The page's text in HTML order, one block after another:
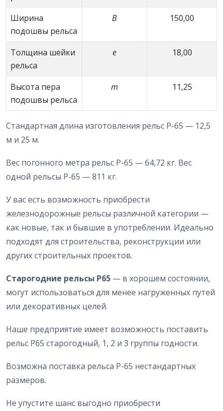
Ширина
подошвы рельса
В 150,00
Толщина шейки
рельса
е 18,00
Высота пера
подошвы рельса
m 11,25
Стандартная длина изготовления рельс Р-65 — 12,5
м и 25 м.
Вес погонного метра рельс Р-65 — 64,72 кг. Вес
одной рельсы Р-65 — 811 кг.
У вас есть возможность приобрести
железнодорожные рельсы различной категории —
как новые, так и бывшие в употреблении. Идеально
подходят для строительства, реконструкции или
других строительных проектов.
Старогодние рельсы Р65 — в хорошем состоянии,
могут использоваться для менее нагруженных путей
или декоративных целей.
Наше предприятие имеет возможность поставить
рельс Р65 старогодный, 1, 2 и 3 группы годности.
Возможна поставка рельса Р-65 нестандартных
размеров.
Не упустите шанс выгодно приобрести